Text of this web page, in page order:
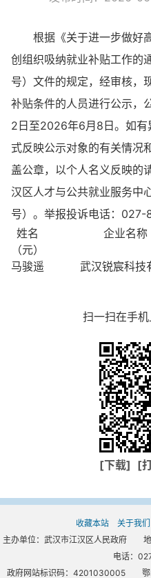
根据《关于进一步做好
创组织吸纳就业补贴工作
号）文件的规定，经审核，
补贴条件的人员进行公示，
2日至2026年6月8日。如有
式反映公示对象的有关情况
盖公章，以个人名义反映的
汉区人才与公共就业服务中
号）。举报投诉电话：027-
姓名 企业名
（
马骏遥 武汉锐宸
扫一扫在手
[下载] [
收藏本站 关于我们
主办单位：武汉市江汉区人民政府
电话：
政府网站标识码：4201030005